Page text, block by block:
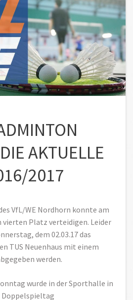
AKTUELLE
2017
VfL/WE Nordhorn konnte am
Platz verteidigen. Leider
dem 02.03.17 das
TUS Neuenhaus mit einem
werden.
wurde in der Sporthalle in
Doppelspieltag